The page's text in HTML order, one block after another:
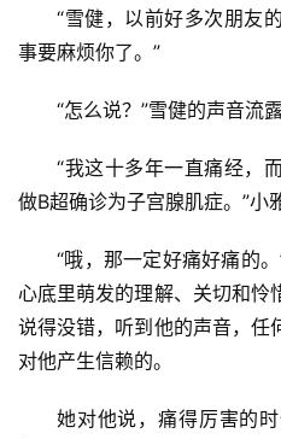
“雪健，以前好多次朋友
事要麻烦你了。”
“怎么说？”雪健的声音流
“我这十多年一直痛经，
做B超确诊为子宫腺肌症。”小
“哦，那一定好痛好痛的
心底里萌发的理解、关切和怜
说得没错，听到他的声音，任
对他产生信赖的。
她对他说，痛得厉害的